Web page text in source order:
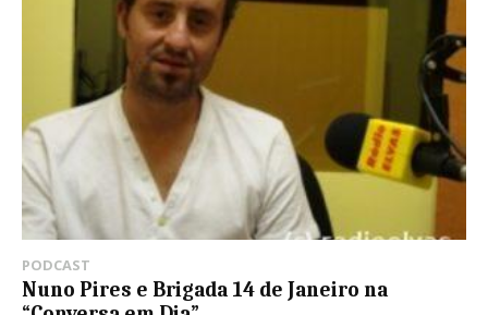
PODCAST
Nuno Pires e Brigada 14 de Janeiro na